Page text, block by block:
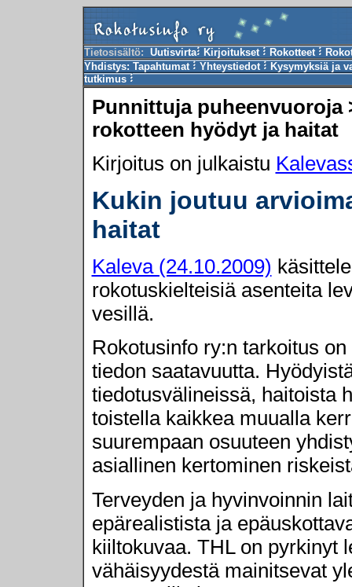
Tietosisältö: Uutisvirta Kirjoitukset Rokotteet
Yhdistys: Tapahtumat Yhteystiedot
Kysymyksiä ja
tutkimus
Punnittuja puheenvuoroja
rokotteen hyödyt ja haitat
Kirjoitus on julkaistu
Kukin joutuu
haitat
Kaleva (24.10.2009)
rokotuskielteisiä asenteita
vesillä.
Rokotusinfo ry:n tarkoitus
tiedon saatavuutta.
tiedotusvälineissä, haitoista
toistella kaikkea muualla
suurempaan osuuteen
asiallinen kertominen
Terveyden ja hyvinvoinnin
epärealistista ja
kiiltokuvaa. THL on pyrkinyt
vähäisyydestä mainitsevat